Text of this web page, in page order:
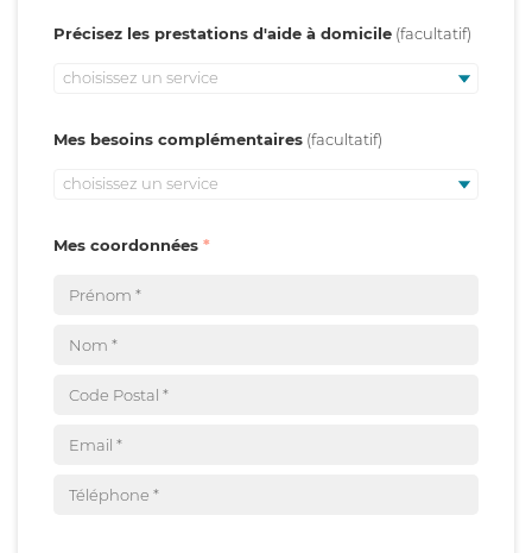
Précisez les prestations d'aide à domicile
choisissez un service
Mes besoins complémentaires
choisissez un service
Mes coordonnées